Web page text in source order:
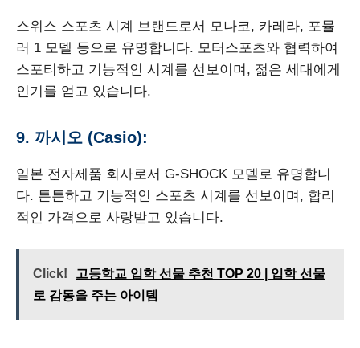
스위스 스포츠 시계 브랜드로서 모나코, 카레라, 포뮬
러 1 모델 등으로 유명합니다. 모터스포츠와 협력하여
스포티하고 기능적인 시계를 선보이며, 젊은 세대에게
인기를 얻고 있습니다.
9. 까시오 (Casio):
일본 전자제품 회사로서 G-SHOCK 모델로 유명합니
다. 튼튼하고 기능적인 스포츠 시계를 선보이며, 합리
적인 가격으로 사랑받고 있습니다.
Click!
고등학교 입학 선물 추천 TOP 20 | 입학 선물
로 감동을 주는 아이템